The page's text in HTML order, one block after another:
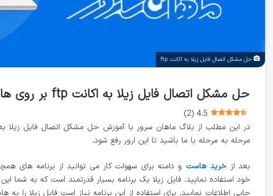
حل مشکل اتصال فایل زیلا به اکانت ftp
حل مشکل اتصال فایل زیلا به اکانت ftp بر روی هاست
4.5
(
2
)
مرحله به مرحله با ما باشید تا این ارور رفع شود.
بعد از خرید هاست و دامنه برای سهولت کار می توانید از برنامه های
خود استفاده نمایید. فایل زیلا یک برنامه بسیار قدرتمند است که به شما
جایی اطلاعات نمایید. برای استفاده از این برنامه نیاز است فایل زیلا را